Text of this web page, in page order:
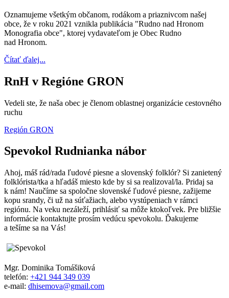
Oznamujeme všetkým občanom, rodákom a priaznivcom našej
obce, že v roku 2021 vznikla publikácia "Rudno nad Hronom
Monografia obce", ktorej vydavateľom je Obec Rudno
nad Hronom.
Čítať ďalej...
RnH v Regióne GRON
Vedeli ste, že naša obec je členom oblastnej organizácie cestovného
ruchu
Región GRON
Spevokol Rudnianka nábor
Ahoj, máš rád/rada ľudové piesne a slovenský folklór? Si zanietený
folklórista/tka a hľadáš miesto kde by si sa realizoval/la. Pridaj sa
k nám! Naučíme sa spoločne slovenské ľudové piesne, zažijeme
kopu srandy, či už na súťažiach, alebo vystúpeniach v rámci
regiónu. Na veku nezáleží, prihlásiť sa môže ktokoľvek. Pre bližšie
informácie kontaktujte prosím vedúcu spevokolu. Ďakujeme
a tešíme sa na Vás!
Mgr. Dominika Tomášiková
telefón: +421 944 349 039
e-mail: dhisemova@gmail.com